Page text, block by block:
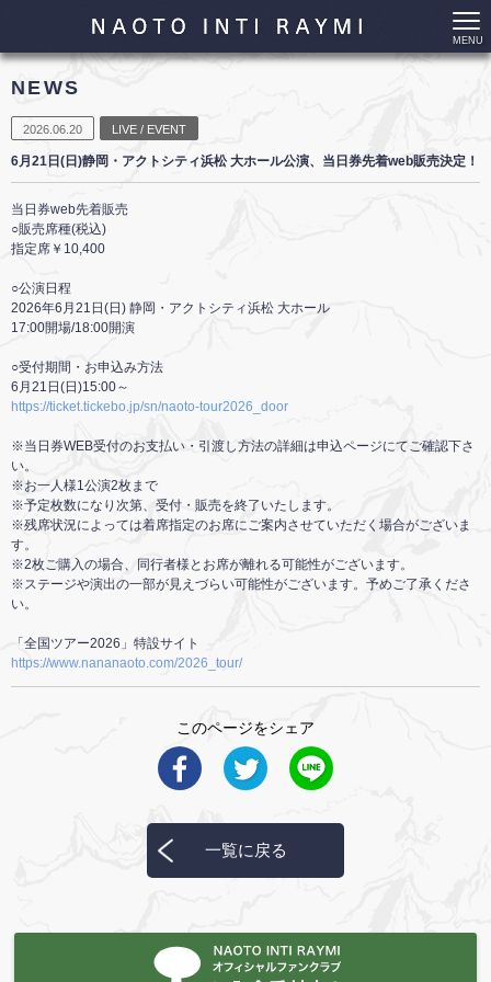
MENU
NEWS
2026.06.20 LIVE / EVENT
6月21日(日)静岡・アクトシティ浜松 大ホール公演、当日券先着web販売決定！
当日券web先着販売
○販売席種(税込)
指定席￥10,400
○公演日程
2026年6月21日(日) 静岡・アクトシティ浜松 大ホール
17:00開場/18:00開演
○受付期間・お申込み方法
6月21日(日)15:00～
https://ticket.tickebo.jp/sn/naoto-tour2026_door
※当日券WEB受付のお支払い・引渡し方法の詳細は申込ページにてご確認下さ
い。
※お一人様1公演2枚まで
※予定枚数になり次第、受付・販売を終了いたします。
※残席状況によっては着席指定のお席にご案内させていただく場合がございま
す。
※2枚ご購入の場合、同行者様とお席が離れる可能性がございます。
※ステージや演出の一部が見えづらい可能性がございます。予めご了承くださ
い。
「全国ツアー2026」特設サイト
https://www.nananaoto.com/2026_tour/
このページをシェア
一覧に戻る